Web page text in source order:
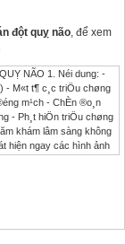
đột quỵ não, để xem
NÃO 1. Néi dung: -
- M«t t¶ c¸c triÖu chøng
m¹ch - ChÈn ®o¸n
- Ph¸t hiÖn triÖu chøng
khám lâm sàng không
hiện ngay các hình ảnh
) • Xét nghiệm giúp
hợp tai biến mạch máu
đơn vị Hounsfield ( Hu
độ cũa CT scan tùy